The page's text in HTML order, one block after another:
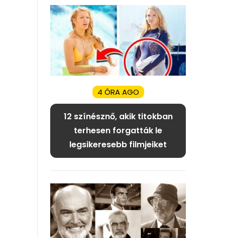
4 ÓRA AGO
12 színésznő, akik titokban
terhesen forgatták le
legsikeresebb filmjeiket